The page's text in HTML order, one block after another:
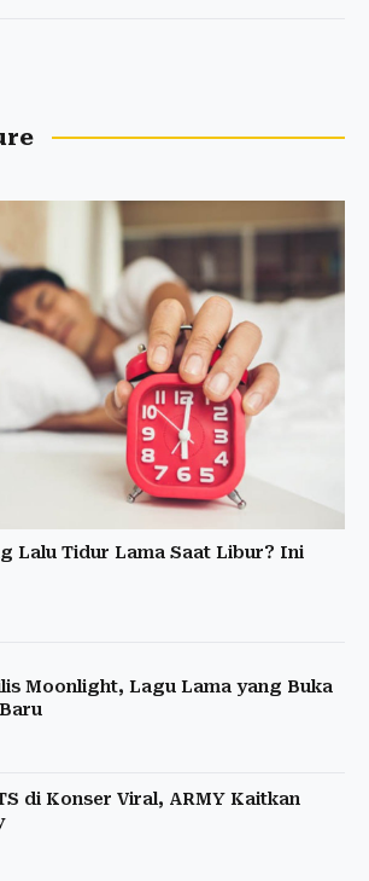
Lalu Tidur Lama Saat Libur? Ini
Moonlight, Lagu Lama yang Buka
di Konser Viral, ARMY Kaitkan